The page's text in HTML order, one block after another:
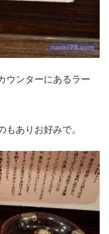
ウンターにあるラー
もありお好みで。